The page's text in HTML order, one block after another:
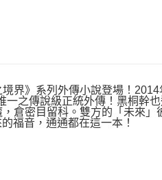
界》系列外傳小說登場！
之傳說級正統外傳！黑桐幹
倉密目留科。雙方的「未來
福音，通通都在這一本！